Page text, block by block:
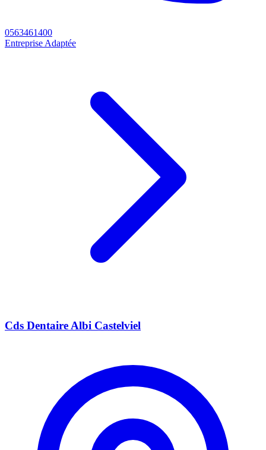
0563461400
Entreprise Adaptée
Cds Dentaire Albi Castelviel